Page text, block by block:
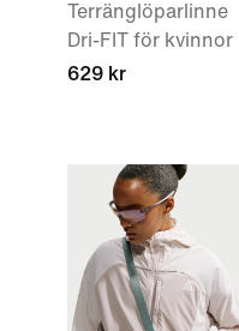
Terränglöparlinne
Dri-FIT för kvinnor
629 kr